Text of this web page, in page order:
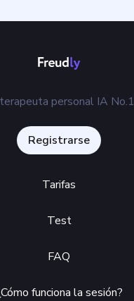
personal IA No.1
Registrarse
Tarifas
Test
FAQ
funciona la sesión?